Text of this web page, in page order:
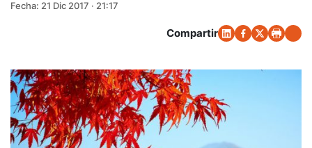
Fecha: 21 Dic 2017 · 21:17
Compartir